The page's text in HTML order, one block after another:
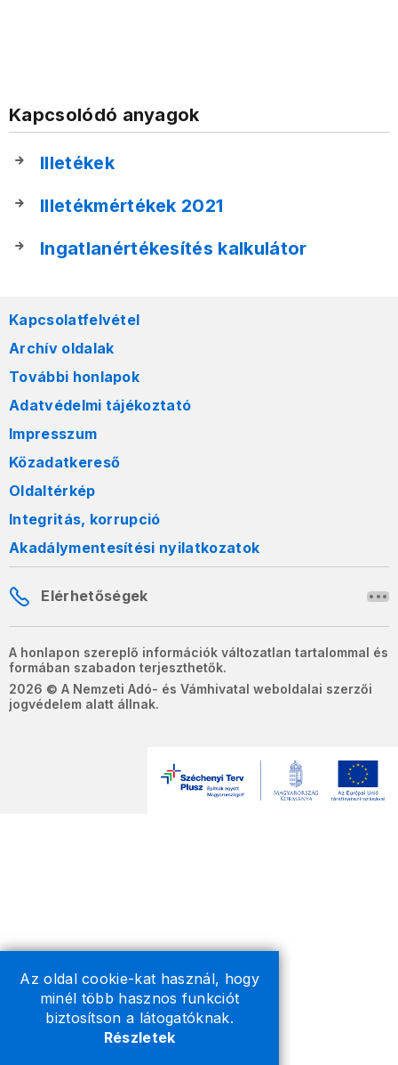
Az oldal cookie-kat használ, hogy
minél több hasznos funkciót
biztosítson a látogatóknak.
Részletek
Kapcsolódó anyagok
Illetékek
Illetékmértékek 2021
Ingatlanértékesítés kalkulátor
Kapcsolatfelvétel
Archív oldalak
További honlapok
Adatvédelmi tájékoztató
Impresszum
Közadatkereső
Oldaltérkép
Integritás, korrupció
Akadálymentesítési nyilatkozatok
Elérhetőségek
A honlapon szereplő információk változatlan tartalommal és
formában szabadon terjeszthetők.
2026 © A Nemzeti Adó- és Vámhivatal weboldalai szerzői
jogvédelem alatt állnak.